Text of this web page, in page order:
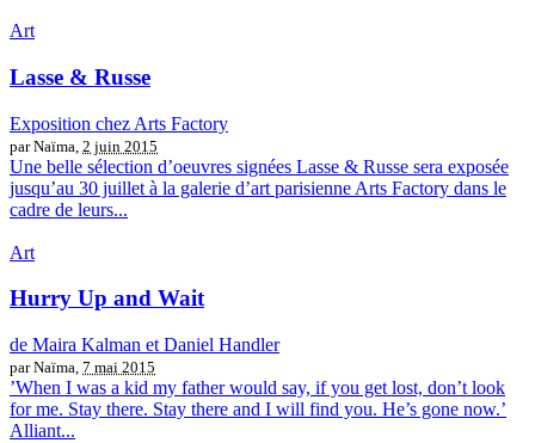
Art
Lasse & Russe
Exposition chez Arts Factory
par Naïma, 2 juin 2015
Une belle sélection d’oeuvres signées Lasse & Russe sera exposée
jusqu’au 30 juillet à la galerie d’art parisienne Arts Factory dans le
cadre de leurs...
Art
Hurry Up and Wait
de Maira Kalman et Daniel Handler
par Naïma, 7 mai 2015
’When I was a kid my father would say, if you get lost, don’t look
for me. Stay there. Stay there and I will find you. He’s gone now.’
Alliant...